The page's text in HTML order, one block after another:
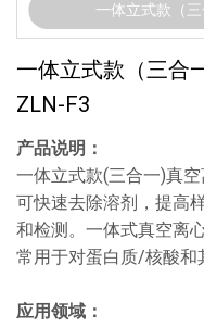
一体立式款（
一体立式款（三合
ZLN-F3
产品说明：
一体立式款(三合一)真
可快速去除溶剂，提高
和检测。一体式真空离
常用于对蛋白质/核酸和
应用领域：